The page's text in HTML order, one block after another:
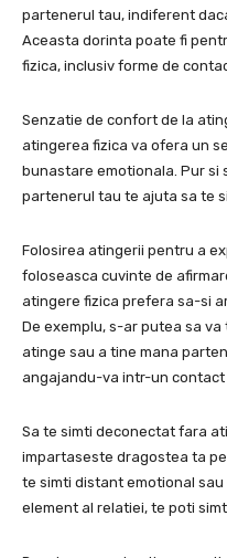
partenerul tau, indiferent
Aceasta dorinta poate fi
fizica, inclusiv forme de
Senzatie de confort de la
atingerea fizica va ofera un
bunastare emotionala. Pur si
partenerul tau te ajuta sa te
Folosirea atingerii pentru a
foloseasca cuvinte de
atingere fizica prefera sa-si
De exemplu, s-ar putea sa
atinge sau a tine mana
angajandu-va intr-un contact
Sa te simti deconectat fara
impartaseste dragostea ta
te simti distant emotional
element al relatiei, te poti